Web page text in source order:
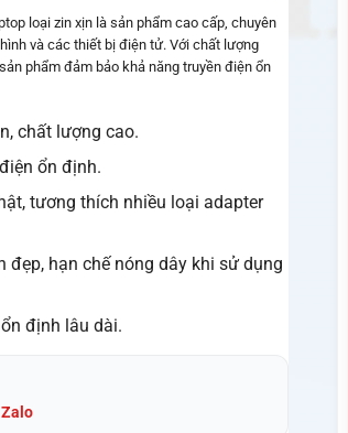
loại zin xịn là sản phẩm cao cấp, chuyên
và các thiết bị điện tử. Với chất lượng
phẩm đảm bảo khả năng truyền điện ổn
chất lượng cao.
ổn định.
tương thích nhiều loại adapter
đẹp, hạn chế nóng dây khi sử dụng
định lâu dài.
Zalo